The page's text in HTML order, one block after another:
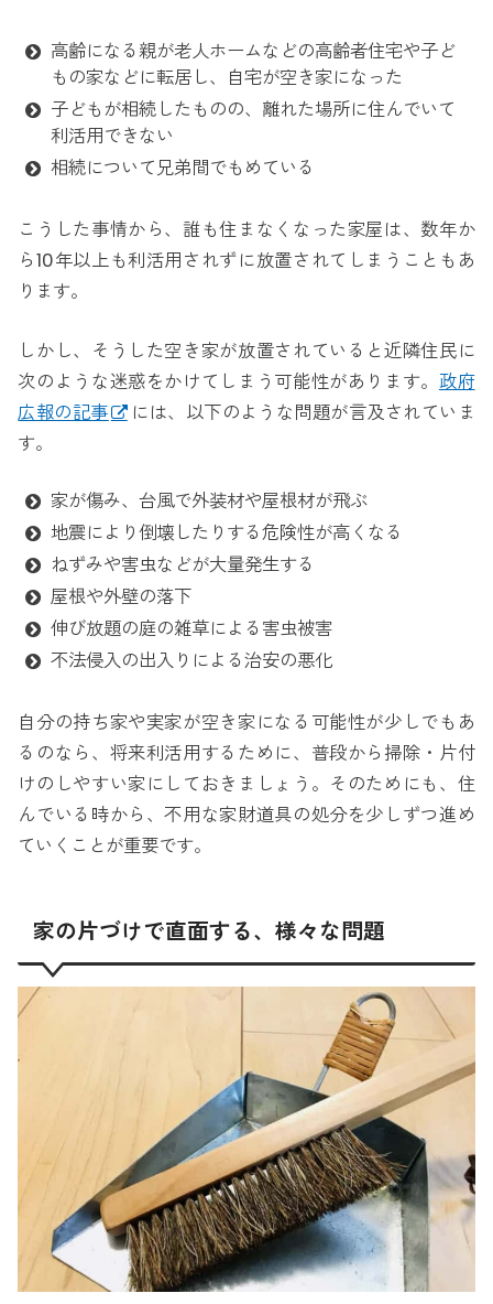
高齢になる親が老人ホームなどの高齢者住宅や子ど
もの家などに転居し、自宅が空き家になった
子どもが相続したものの、離れた場所に住んでいて
利活用できない
相続について兄弟間でもめている
こうした事情から、誰も住まなくなった家屋は、数年か
ら10年以上も利活用されずに放置されてしまうこともあ
ります。
しかし、そうした空き家が放置されていると近隣住民に
次のような迷惑をかけてしまう可能性があります。 政府
広報の記事
には、以下のような問題が言及されていま
す。
家が傷み、台風で外装材や屋根材が飛ぶ
地震により倒壊したりする危険性が高くなる
ねずみや害虫などが大量発生する
屋根や外壁の落下
伸び放題の庭の雑草による害虫被害
不法侵入の出入りによる治安の悪化
自分の持ち家や実家が空き家になる可能性が少しでもあ
るのなら、将来利活用するために、普段から掃除・片付
けのしやすい家にしておきましょう。そのためにも、住
んでいる時から、不用な家財道具の処分を少しずつ進め
ていくことが重要です。
家の片づけで直面する、様々な問題